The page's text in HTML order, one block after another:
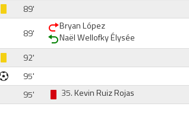
89'
89'
Bryan López
Naël Wellofky Élysée
92'
95'
95'
35.Kevin Ruiz Rojas